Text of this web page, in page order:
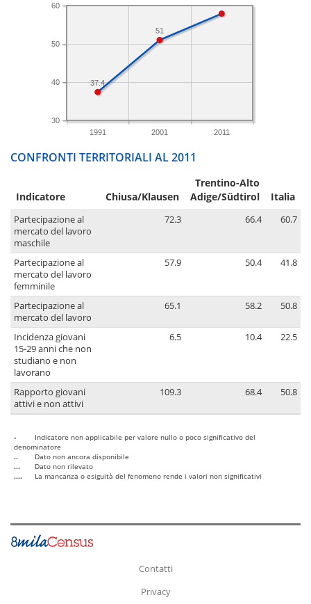
1991 2001 2011
30
40
50
60
51
37.4
CONFRONTI TERRITORIALI AL 2011
Indicatore Chiusa/Klausen
Trentino-Alto
Adige/Südtirol
Italia
Partecipazione al
mercato del lavoro
maschile
72.3 66.4 60.7
Partecipazione al
mercato del lavoro
femminile
57.9 50.4 41.8
Partecipazione al
mercato del lavoro
65.1 58.2 50.8
Incidenza giovani
15-29 anni che non
studiano e non
lavorano
6.5 10.4 22.5
Rapporto giovani
attivi e non attivi
109.3 68.4 50.8
-
Indicatore non applicabile per valore nullo o poco significativo del
denominatore
..
Dato non ancora disponibile
...
Dato non rilevato
....
La mancanza o esiguità del fenomeno rende i valori non significativi
Contatti
Privacy